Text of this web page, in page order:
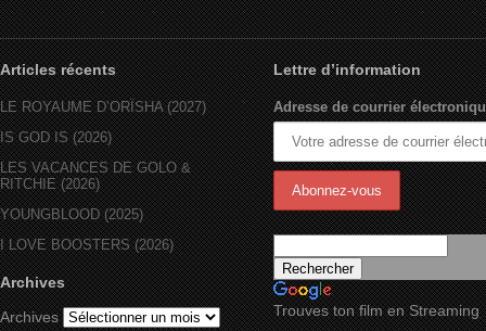
Articles récents
LE ROYAUME D’ORÏSHA (2027)
IS GOD IS (2026)
LES VACANCES DE GOLO &
RITCHIE (2026)
YOUNGBLOOD (2025)
I LOVE BOOSTERS (2026)
Archives
Archives
Lettre d’information
Adresse de courrier
Trouves ton film en Streaming